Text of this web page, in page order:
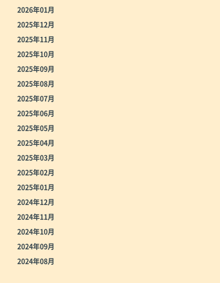
2026年01月
2025年12月
2025年11月
2025年10月
2025年09月
2025年08月
2025年07月
2025年06月
2025年05月
2025年04月
2025年03月
2025年02月
2025年01月
2024年12月
2024年11月
2024年10月
2024年09月
2024年08月